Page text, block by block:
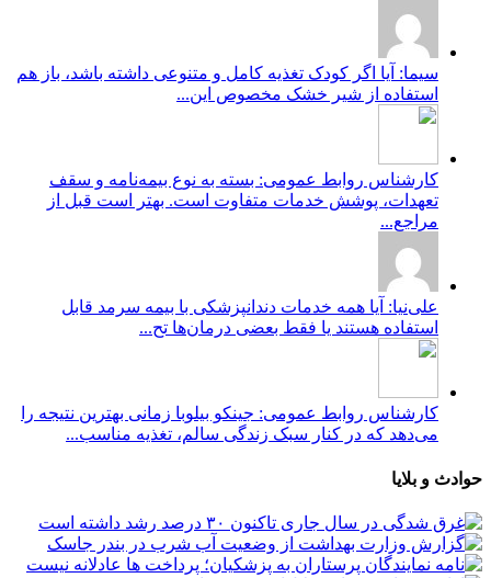
سیما: آیا اگر کودک تغذیه کامل و متنوعی داشته باشد، باز هم
استفاده از شیر خشک مخصوص این...
کارشناس روابط عمومی: بسته به نوع بیمه‌نامه و سقف
تعهدات، پوشش خدمات متفاوت است. بهتر است قبل از
مراجع...
علی‌نیا: آیا همه خدمات دندانپزشکی با بیمه سرمد قابل
استفاده هستند یا فقط بعضی درمان‌ها تح...
کارشناس روابط عمومی: جینکو بیلوبا زمانی بهترین نتیجه را
می‌دهد که در کنار سبک زندگی سالم، تغذیه مناسب...
حوادث و بلایا